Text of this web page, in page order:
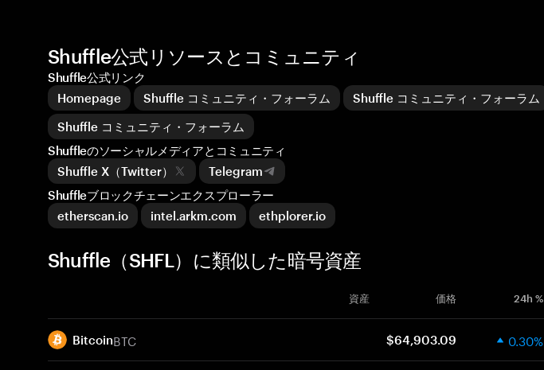
Shuffle公式リソースとコミュニティ
Shuffle公式リンク
Homepage
Shuffle コミュニティ・フォーラム
Shuffle コミュニティ・フォーラム
Shuffle コミュニティ・フォーラム
Shuffleのソーシャルメディアとコミュニティ
Shuffle X（Twitter）
Telegram
Shuffleブロックチェーンエクスプローラー
etherscan.io
intel.arkm.com ethplorer.io
Shuffle（SHFL）に類似した暗号資産
資産 価格 24h %
BitcoinBTC $64,903.09 0.30%